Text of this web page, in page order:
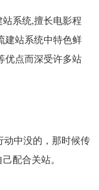
系统,擅长电影程
建站系统中特色鲜
优点而深受许多站
动中没的，那时候传
配合关站。